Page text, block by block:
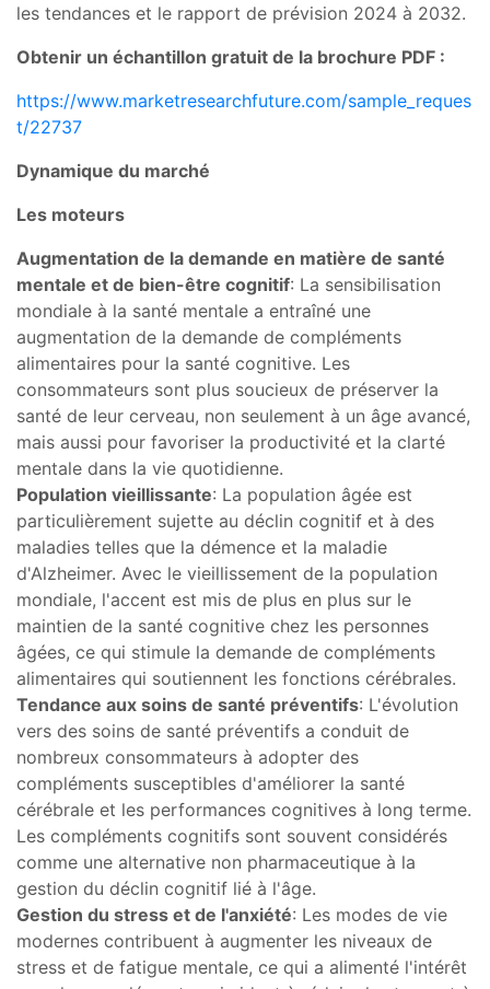
les tendances et le rapport de prévision 2024 à 2032.
Obtenir un échantillon gratuit de la brochure PDF :
https://www.marketresearchfuture.com/sample_reques
t/22737
Dynamique du marché
Les moteurs
Augmentation de la demande en matière de santé
mentale et de bien-être cognitif: La sensibilisation
mondiale à la santé mentale a entraîné une
augmentation de la demande de compléments
alimentaires pour la santé cognitive. Les
consommateurs sont plus soucieux de préserver la
santé de leur cerveau, non seulement à un âge avancé,
mais aussi pour favoriser la productivité et la clarté
mentale dans la vie quotidienne.
Population vieillissante: La population âgée est
particulièrement sujette au déclin cognitif et à des
maladies telles que la démence et la maladie
d'Alzheimer. Avec le vieillissement de la population
mondiale, l'accent est mis de plus en plus sur le
maintien de la santé cognitive chez les personnes
âgées, ce qui stimule la demande de compléments
alimentaires qui soutiennent les fonctions cérébrales.
Tendance aux soins de santé préventifs: L'évolution
vers des soins de santé préventifs a conduit de
nombreux consommateurs à adopter des
compléments susceptibles d'améliorer la santé
cérébrale et les performances cognitives à long terme.
Les compléments cognitifs sont souvent considérés
comme une alternative non pharmaceutique à la
gestion du déclin cognitif lié à l'âge.
Gestion du stress et de l'anxiété: Les modes de vie
modernes contribuent à augmenter les niveaux de
stress et de fatigue mentale, ce qui a alimenté l'intérêt